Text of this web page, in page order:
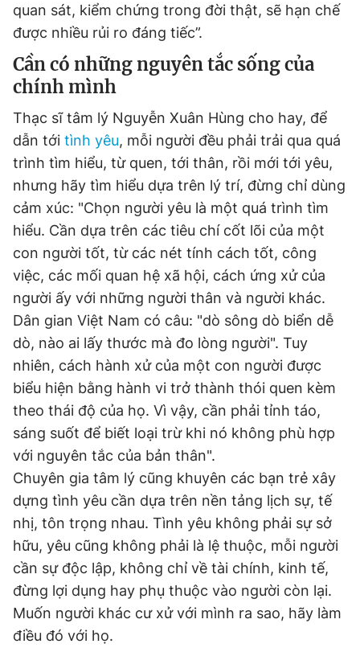
quan sát, kiểm chứng trong đời thật, sẽ hạn chế
được nhiều rủi ro đáng tiếc”.
Cần có những nguyên tắc sống của
chính mình
Thạc sĩ tâm lý Nguyễn Xuân Hùng cho hay, để
dẫn tới tình yêu, mỗi người đều phải trải qua quá
trình tìm hiểu, từ quen, tới thân, rồi mới tới yêu,
nhưng hãy tìm hiểu dựa trên lý trí, đừng chỉ dùng
cảm xúc: "Chọn người yêu là một quá trình tìm
hiểu. Cần dựa trên các tiêu chí cốt lõi của một
con người tốt, từ các nét tính cách tốt, công
việc, các mối quan hệ xã hội, cách ứng xử của
người ấy với những người thân và người khác.
Dân gian Việt Nam có câu: "dò sông dò biển dễ
dò, nào ai lấy thước mà đo lòng người". Tuy
nhiên, cách hành xử của một con người được
biểu hiện bằng hành vi trở thành thói quen kèm
theo thái độ của họ. Vì vậy, cần phải tỉnh táo,
sáng suốt để biết loại trừ khi nó không phù hợp
với nguyên tắc của bản thân".
Chuyên gia tâm lý cũng khuyên các bạn trẻ xây
dựng tình yêu cần dựa trên nền tảng lịch sự, tế
nhị, tôn trọng nhau. Tình yêu không phải sự sở
hữu, yêu cũng không phải là lệ thuộc, mỗi người
cần sự độc lập, không chỉ về tài chính, kinh tế,
đừng lợi dụng hay phụ thuộc vào người còn lại.
Muốn người khác cư xử với mình ra sao, hãy làm
điều đó với họ.